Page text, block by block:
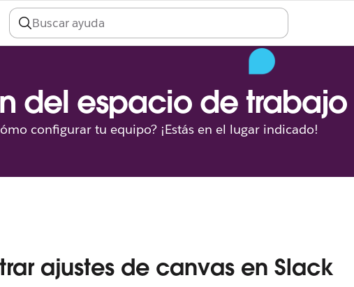
del espacio de trabajo
configurar tu equipo? ¡Estás en el lugar indicado!
ajustes de canvas en Slack